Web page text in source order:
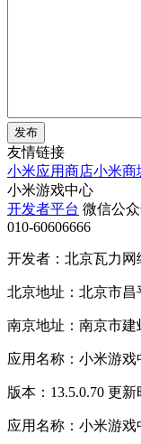
发布
友情链接
小米应用商店小米商
小米游戏中心
开发者平台 微信公
010-60606666
开发者：北京瓦力网
北京地址：北京市昌
南京地址：南京市建
应用名称：小米游戏
版本：13.5.0.70 更
应用名称：小米游戏